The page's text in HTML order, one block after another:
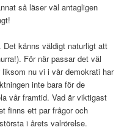
så läser väl antagligen
känns väldigt naturligt att
För när passar det väl
nu vi i vår demokrati har
inte bara för de
vår framtid. Vad är viktigast
finns ett par frågor och
i årets valrörelse.